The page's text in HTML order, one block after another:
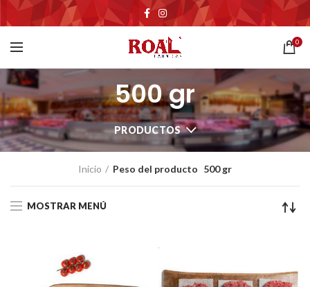
0
500 gr
PRODUCTOS
Inicio Peso del producto 500 gr
MOSTRAR MENÚ